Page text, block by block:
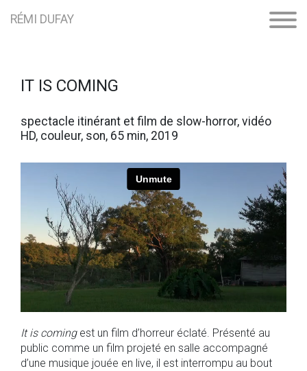
RÉMI DUFAY
IT IS COMING
spectacle itinérant et film de slow-horror, vidéo
HD, couleur, son, 65 min, 2019
It is comingest un film d’horreur éclaté. Présenté au
public comme un film projeté en salle accompagné
d’une musique jouée en live, il est interrompu au bout